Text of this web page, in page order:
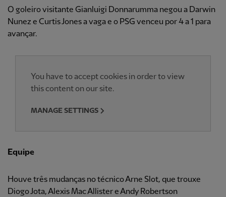
O goleiro visitante Gianluigi Donnarumma negou a Darwin
Nunez e Curtis Jones a vaga e o PSG venceu por 4 a 1 para
avançar.
You have to accept cookies in order to view
this content on our site.
MANAGE SETTINGS
Equipe
Houve três mudanças no técnico Arne Slot, que trouxe
Diogo Jota, Alexis Mac Allister e Andy Robertson